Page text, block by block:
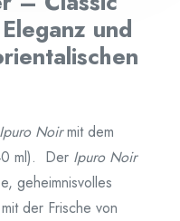
und
Ipuro Noirmit dem
ml). Der Ipuro Noir
geheimnisvolles
der Frische von